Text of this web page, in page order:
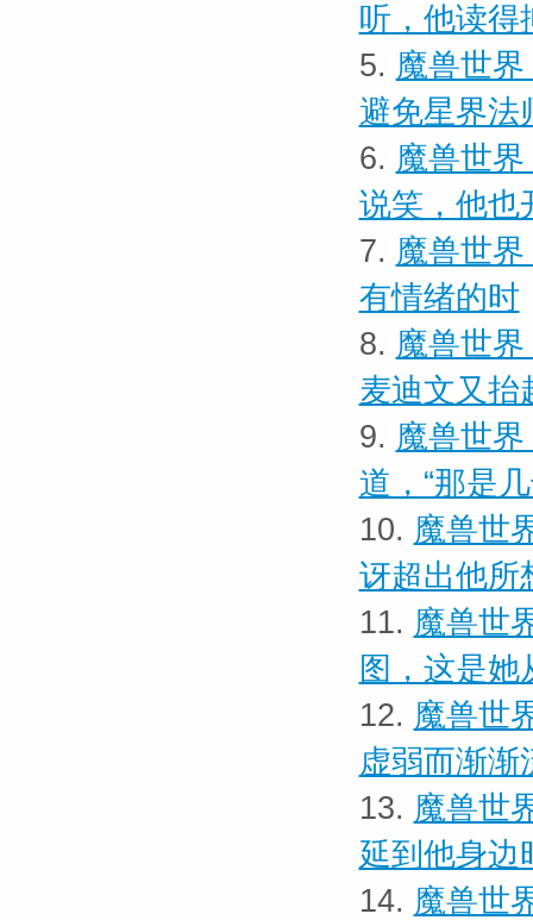
听，他读得
5. 魔兽世
避免星界法
6. 魔兽世
说笑，他也
7. 魔兽世界
有情绪的时
8. 魔兽世
麦迪文又抬
9. 魔兽世界
道，“那是
10. 魔兽世
讶超出他所
11. 魔兽世
图，这是她
12. 魔兽世
虚弱而渐渐
13. 魔兽世
延到他身边
14. 魔兽世